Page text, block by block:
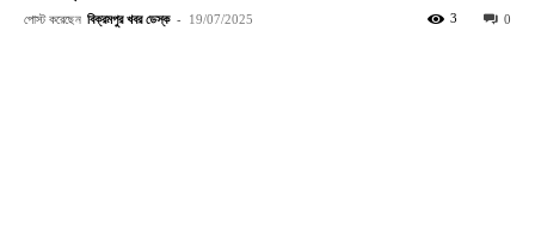
পোস্ট করেছেন বিক্রমপুর খবর ডেস্ক - 19/07/2025 0
3